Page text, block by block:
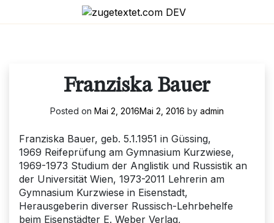
Franziska Bauer
Posted on Mai 2, 2016Mai 2, 2016 by admin
Franziska Bauer, geb. 5.1.1951 in Güssing,
1969 Reifeprüfung am Gymnasium Kurzwiese,
1969-1973 Studium der Anglistik und Russistik an
der Universität Wien, 1973-2011 Lehrerin am
Gymnasium Kurzwiese in Eisenstadt,
Herausgeberin diverser Russisch-Lehrbehelfe
beim Eisenstädter E. Weber Verlag,